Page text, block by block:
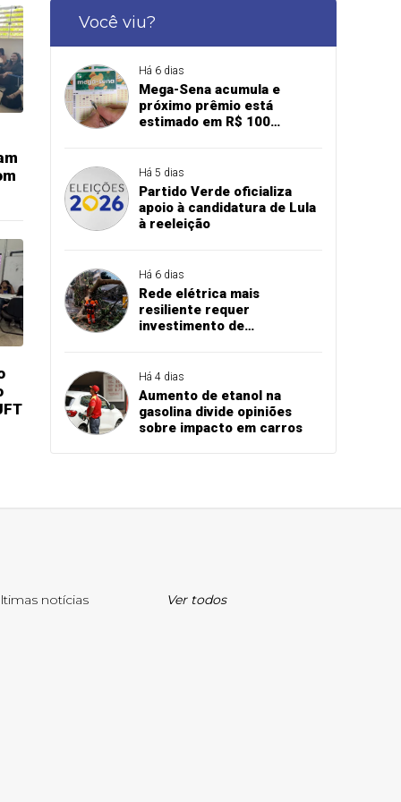
Você viu?
Há 6 dias
Mega-Sena acumula e
próximo prêmio está
estimado em R$ 100
Há 5 dias
Partido Verde oficializa
apoio à candidatura de Lula
à reeleição
Há 6 dias
Rede elétrica mais
resiliente requer
investimento de
Há 4 dias
Aumento de etanol na
gasolina divide opiniões
sobre impacto em carros
notícias Ver todos